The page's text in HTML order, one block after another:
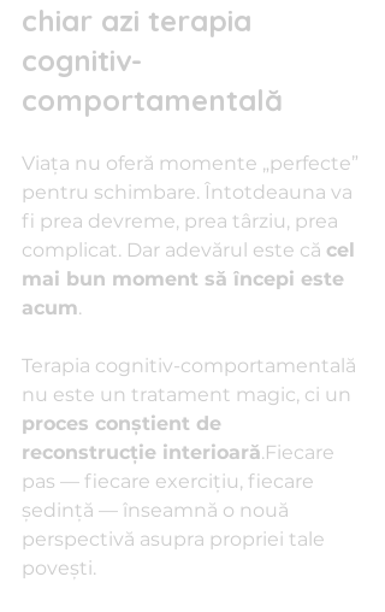
chiar azi terapia
cognitiv-
comportamentală
Viața nu oferă momente „perfecte”
pentru schimbare. Întotdeauna va
fi prea devreme, prea târziu, prea
complicat. Dar adevărul este că cel
mai bun moment să începi este
acum.
Terapia cognitiv-comportamentală
nu este un tratament magic, ci un
proces conștient de
reconstrucție interioară.Fiecare
pas — fiecare exercițiu, fiecare
ședință — înseamnă o nouă
perspectivă asupra propriei tale
povești.